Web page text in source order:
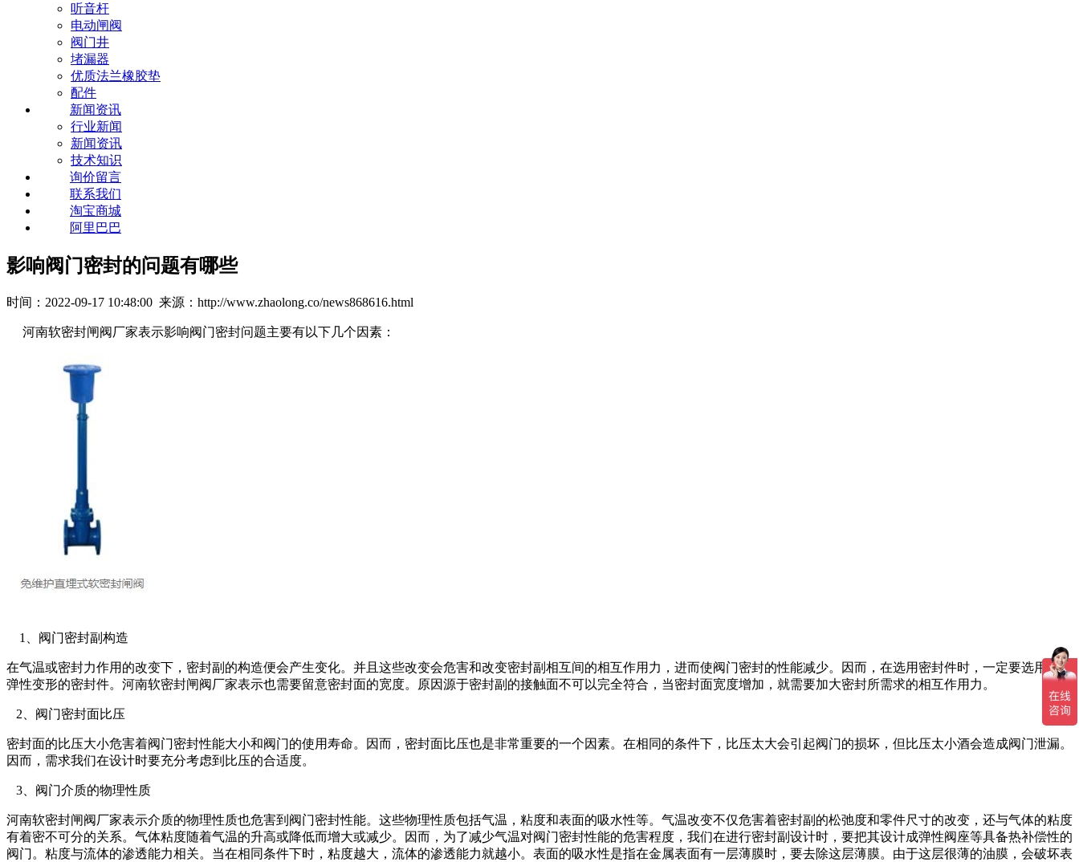
听音杆
电动闸阀
阀门井
堵漏器
优质法兰橡胶垫
配件
新闻资讯
行业新闻
新闻资讯
技术知识
询价留言
联系我们
淘宝商城
阿里巴巴
影响阀门密封的问题有哪些
时间：2022-09-17 10:48:00 来源：http://www.zhaolong.co/news868616.html
河南软密封闸阀厂家表示影响阀门密封问题主要有以下几个因素：
1、阀门密封副构造
在气温或密封力作用的改变下，密封副的构造便会产生变化。并且这些改变会危害和改变密封副相互间的相互作用力，进而使阀门密封的性能减少。因而，在选用密封件时，一定要选用具备
弹性变形的密封件。河南软密封闸阀厂家表示也需要留意密封面的宽度。原因源于密封副的接触面不可以完全符合，当密封面宽度增加，就需要加大密封所需求的相互作用力。
2、阀门密封面比压
密封面的比压大小危害着阀门密封性能大小和阀门的使用寿命。因而，密封面比压也是非常重要的一个因素。在相同的条件下，比压太大会引起阀门的损坏，但比压太小酒会造成阀门泄漏。
因而，需求我们在设计时要充分考虑到比压的合适度。
3、阀门介质的物理性质
河南软密封闸阀厂家表示介质的物理性质也危害到阀门密封性能。这些物理性质包括气温，粘度和表面的吸水性等。气温改变不仅危害着密封副的松弛度和零件尺寸的改变，还与气体的粘度
有着密不可分的关系。气体粘度随着气温的升高或降低而增大或减少。因而，为了减少气温对阀门密封性能的危害程度，我们在进行密封副设计时，要把其设计成弹性阀座等具备热补偿性的
阀门。粘度与流体的渗透能力相关。当在相同条件下时，粘度越大，流体的渗透能力就越小。表面的吸水性是指在金属表面有一层薄膜时，要去除这层薄膜。由于这层很薄的油膜，会破坏表